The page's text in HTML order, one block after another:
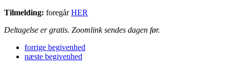
Tilmelding: foregårHER
Deltagelse er gratis. Zoomlink sendes dagen før.
forrige begivenhed
næste begivenhed